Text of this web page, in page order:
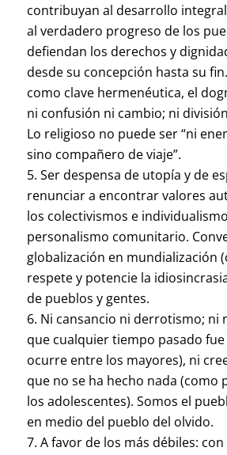
contribuyan al desarrollo
al verdadero progreso de los
defiendan los derechos y
desde su concepción hasta su
como clave hermenéutica, el
ni confusión ni cambio; ni
Lo religioso no puede ser “ni
sino compañero de viaje”.
Ser despensa de utopía y de
renunciar a encontrar valores
los colectivismos e
personalismo comunitario.
globalización en mundialización
respete y potencie la
de pueblos y gentes.
Ni cansancio ni derrotismo; ni
que cualquier tiempo pasado
ocurre entre los mayores), ni
que no se ha hecho nada (como
los adolescentes). Somos el
en medio del pueblo del olvido.
A favor de los más débiles: